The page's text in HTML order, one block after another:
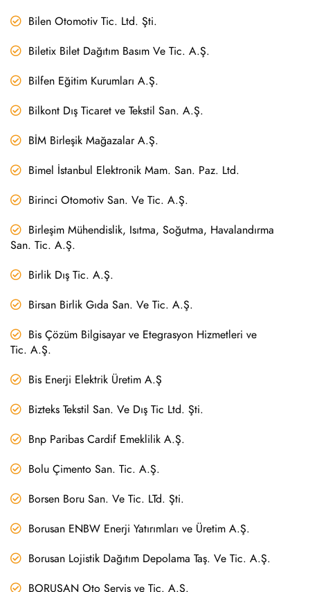
Bilen Otomotiv Tic. Ltd. Şti.
Biletix Bilet Dağıtım Basım Ve Tic. A.Ş.
Bilfen Eğitim Kurumları A.Ş.
Bilkont Dış Ticaret ve Tekstil San. A.Ş.
BİM Birleşik Mağazalar A.Ş.
Bimel İstanbul Elektronik Mam. San. Paz. Ltd.
Birinci Otomotiv San. Ve Tic. A.Ş.
Birleşim Mühendislik, Isıtma, Soğutma, Havalandırma
San. Tic. A.Ş.
Birlik Dış Tic. A.Ş.
Birsan Birlik Gıda San. Ve Tic. A.Ş.
Bis Çözüm Bilgisayar ve Etegrasyon Hizmetleri ve
Tic. A.Ş.
Bis Enerji Elektrik Üretim A.Ş
Bizteks Tekstil San. Ve Dış Tic Ltd. Şti.
Bnp Paribas Cardif Emeklilik A.Ş.
Bolu Çimento San. Tic. A.Ş.
Borsen Boru San. Ve Tic. LTd. Şti.
Borusan ENBW Enerji Yatırımları ve Üretim A.Ş.
Borusan Lojistik Dağıtım Depolama Taş. Ve Tic. A.Ş.
BORUSAN Oto Servis ve Tic. A.Ş.